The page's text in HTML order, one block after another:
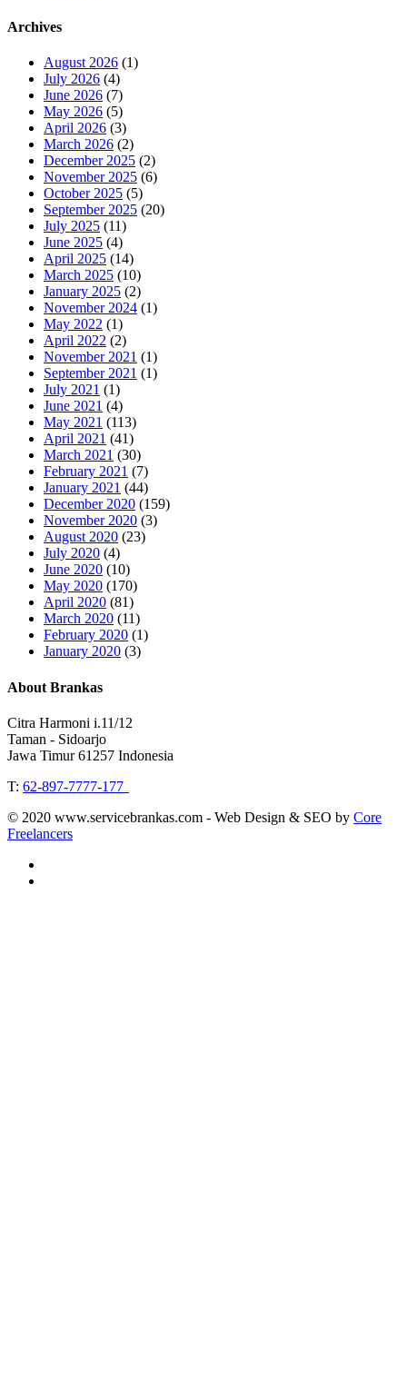
Archives
August 2026 (1)
July 2026 (4)
June 2026 (7)
May 2026 (5)
April 2026 (3)
March 2026 (2)
December 2025 (2)
November 2025 (6)
October 2025 (5)
September 2025 (20)
July 2025 (11)
June 2025 (4)
April 2025 (14)
March 2025 (10)
January 2025 (2)
November 2024 (1)
May 2022 (1)
April 2022 (2)
November 2021 (1)
September 2021 (1)
July 2021 (1)
June 2021 (4)
May 2021 (113)
April 2021 (41)
March 2021 (30)
February 2021 (7)
January 2021 (44)
December 2020 (159)
November 2020 (3)
August 2020 (23)
July 2020 (4)
June 2020 (10)
May 2020 (170)
April 2020 (81)
March 2020 (11)
February 2020 (1)
January 2020 (3)
About Brankas
Citra Harmoni i.11/12
Taman - Sidoarjo
Jawa Timur 61257 Indonesia
T: 62-897-7777-177
© 2020 www.servicebrankas.com - Web Design & SEO by Core
Freelancers